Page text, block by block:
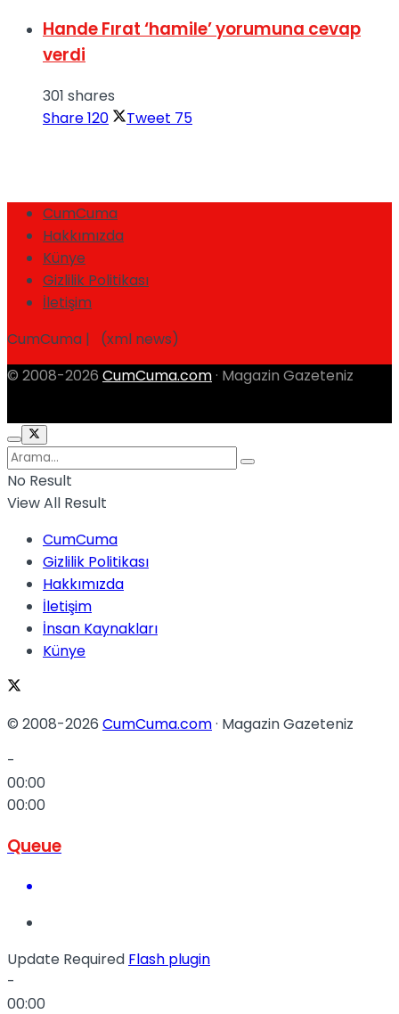
Hande Fırat ‘hamile’ yorumuna cevap
verdi
301 shares
Share120 Tweet 75
CumCuma
Hakkımızda
Künye
Gizlilik Politikası
İletişim
CumCuma | (xml news)
© 2008-2026 CumCuma.com · Magazin Gazeteniz
No Result
View All Result
CumCuma
Gizlilik Politikası
Hakkımızda
İletişim
İnsan Kaynakları
Künye
© 2008-2026 CumCuma.com· Magazin Gazeteniz
-
00:00
00:00
Queue
Update Required Flash plugin
-
00:00